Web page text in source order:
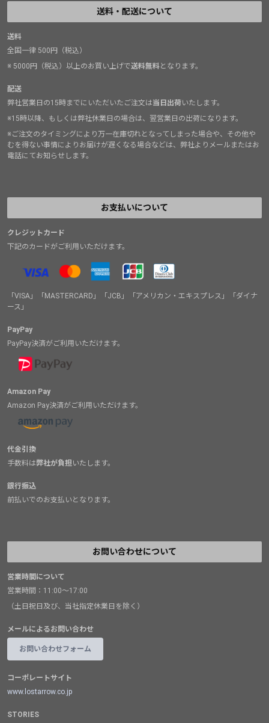
送料・配送について
送料
全国一律 500円（税込）
※ 5000円（税込）以上のお買い上げで送料無料となります。
配送
弊社営業日の15時までにいただいたご注文は当日出荷いたします。
※15時以降、もしくは弊社休業日の場合は、翌営業日の出荷になります。
※ご注文のタイミングにより万一在庫切れとなってしまった場合や、その他や
むを得ない事情によりお届けが遅くなる場合などは、弊社よりメールまたはお
電話にてお知らせします。
お支払いについて
クレジットカード
下記のカードがご利用いただけます。
「VISA」「MASTERCARD」「JCB」「アメリカン・エキスプレス」「ダイナ
ース」
PayPay
PayPay決済がご利用いただけます。
Amazon Pay
Amazon Pay決済がご利用いただけます。
代金引換
手数料は弊社が負担いたします。
銀行振込
前払いでのお支払いとなります。
お問い合わせについて
営業時間について
営業時間：11:00～17:00
（土日祝日及び、当社指定休業日を除く）
メールによるお問い合わせ
お問い合わせフォーム
コーポレートサイト
www.lostarrow.co.jp
STORIES